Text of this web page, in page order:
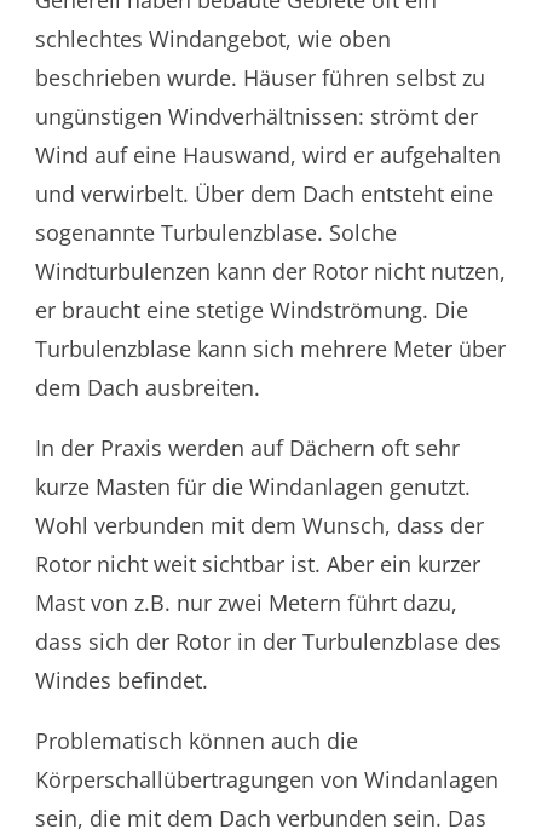
schlechtes Windangebot, wie oben
beschrieben wurde. Häuser führen selbst zu
ungünstigen Windverhältnissen: strömt der
Wind auf eine Hauswand, wird er aufgehalten
und verwirbelt. Über dem Dach entsteht eine
sogenannte Turbulenzblase. Solche
Windturbulenzen kann der Rotor nicht nutzen,
er braucht eine stetige Windströmung. Die
Turbulenzblase kann sich mehrere Meter über
dem Dach ausbreiten.
In der Praxis werden auf Dächern oft sehr
kurze Masten für die Windanlagen genutzt.
Wohl verbunden mit dem Wunsch, dass der
Rotor nicht weit sichtbar ist. Aber ein kurzer
Mast von z.B. nur zwei Metern führt dazu,
dass sich der Rotor in der Turbulenzblase des
Windes befindet.
Problematisch können auch die
Körperschallübertragungen von Windanlagen
sein, die mit dem Dach verbunden sein. Das